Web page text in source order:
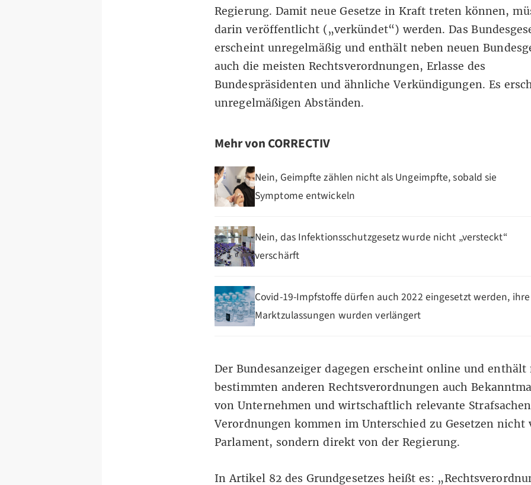
Regierung. Damit neue Gesetze in Kraft treten können,
darin veröffentlicht („verkündet“) werden. Das
erscheint unregelmäßig und enthält neben neuen
auch die meisten Rechtsverordnungen, Erlasse des
Bundespräsidenten und ähnliche Verkündigungen. Es
unregelmäßigen Abständen.
Mehr von CORRECTIV
Nein, Geimpfte zählen nicht als Ungeimpfte, sobald sie
Symptome entwickeln
Nein, das Infektionsschutzgesetz wurde nicht „versteckt“
verschärft
Covid-19-Impfstoffe dürfen auch 2022 eingesetzt werden, ihre
Marktzulassungen wurden verlängert
DerBundesanzeiger dagegen erscheint online und enthält
bestimmten anderen Rechtsverordnungen auch
von Unternehmen und wirtschaftlich relevante
Verordnungen kommen im Unterschied zu Gesetzen nicht
Parlament, sondern direkt von der Regierung.
InArtikel 82 des Grundgesetzes heißt es: